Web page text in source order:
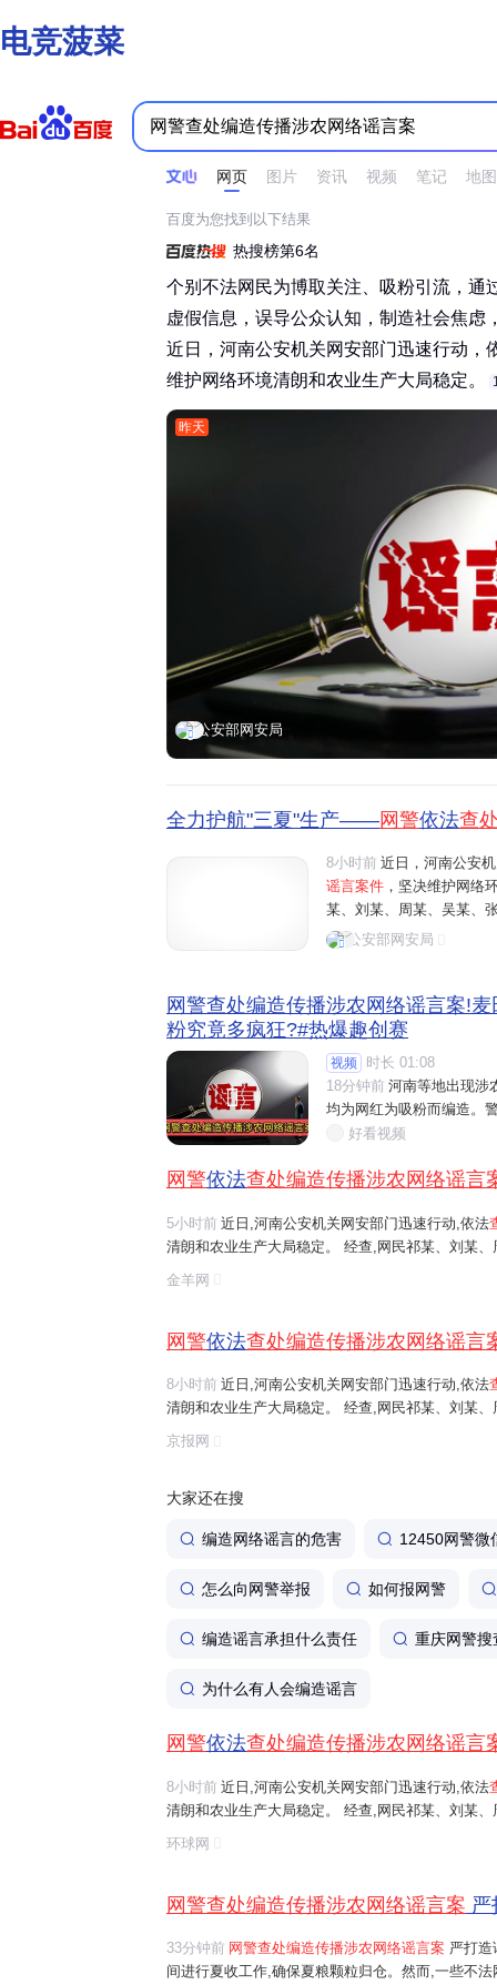
电竞菠菜
网页 图片 资讯 视频 笔记 地图
时间不限 所有网页和文件 站点内检索
百度为您找到以下结果
热搜榜第6名
个别不法网民为博取关注、吸粉引流，通
虚假信息，误导公众认知，制造社会焦
近日，河南公安机关网安部门迅速行动，
维护网络环境清朗和农业生产大局稳定。‌‌
昨天
公安部网安局
全力护航"三夏"生产——网警依法查
8小时前 近日，河南公安
谣言案件 ，坚决维护网络
某、刘某、周某、吴某、
阳、商丘、周口、济源等
公安部网安局
网警查处编造传播涉农网络谣言案!
粉究竟多疯狂?#热爆趣创赛

视频
时长 01:08
18分钟前 河南等地出现涉
均为网红为吸粉而编造。
好看视频
网警依法查处编造传播涉农网络谣言
5小时前 近日,河南公安机关网安部门迅速行动,依法
清朗和农业生产大局稳定。 经查,网民祁某、刘某
等多人发布涉安阳、商丘、周口、济源等地"毁粮
网络谣言信息,引发大范围
金羊网
网警依法查处编造传播涉农网络谣言
8小时前 近日,河南公安机关网安部门迅速行动,依法
清朗和农业生产大局稳定。 经查,网民祁某、刘某
等多人发布涉安阳、商丘、周口、济源等地"毁粮
京报网
大家还在搜
编造网络谣言的危害 12450网警微
怎么向网警举报 如何报网警
编造谣言承担什么责任 重庆网警搜
为什么有人会编造谣言
网警依法查处编造传播涉农网络谣言
8小时前 近日,河南公安机关网安部门迅速行动,依法
清朗和农业生产大局稳定。 经查,网民祁某、刘某
等多人发布涉安阳、商丘、周口、济源等地"毁粮
网络谣言信息,引发大范围
环球网
网警查处编造传播涉农网络谣言案 严
33分钟前 网警查处编造传播涉农网络谣言案 严打
间进行夏收工作,确保夏粮颗粒归仓。然而,一些不